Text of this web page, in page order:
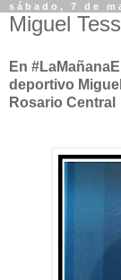
sábado, 7 de
Miguel
En
deportivo
Rosario Central